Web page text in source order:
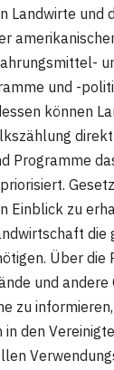
Landwirte und
und -
können
Programme
Einblick zu
die
Über die
und andere
zu
in den